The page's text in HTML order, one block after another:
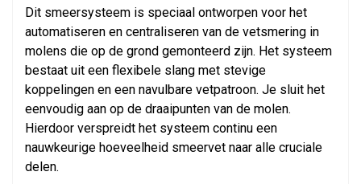
Dit smeersysteem is speciaal ontworpen voor het
automatiseren en centraliseren van de vetsmering in
molens die op de grond gemonteerd zijn. Het systeem
bestaat uit een flexibele slang met stevige
koppelingen en een navulbare vetpatroon. Je sluit het
eenvoudig aan op de draaipunten van de molen.
Hierdoor verspreidt het systeem continu een
nauwkeurige hoeveelheid smeervet naar alle cruciale
delen.